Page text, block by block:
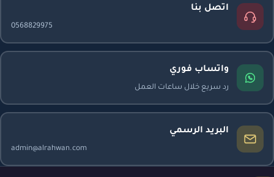
اتصل بنا
0568829975
واتساب فوري
رد سريع خلال ساعات العمل
البريد الرسمي
admin@alrahwan.com